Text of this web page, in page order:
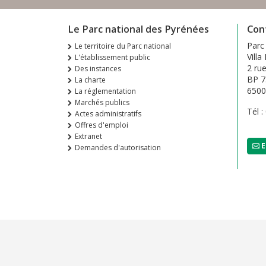
Le Parc national des Pyrénées
Le territoire du Parc national
L'établissement public
Des instances
La charte
La réglementation
Marchés publics
Actes administratifs
Offres d'emploi
Extranet
Demandes d'autorisation
Villa
2
BP
Tél :